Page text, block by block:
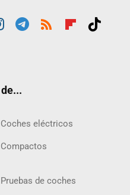
Coches eléctricos
Compactos
Pruebas de coches